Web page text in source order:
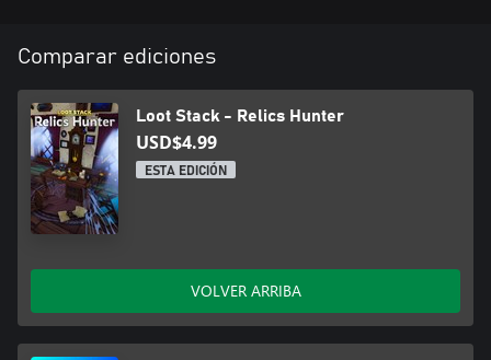
Comparar ediciones
Loot Stack - Relics Hunter
USD$4.99
ESTA EDICIÓN
VOLVER ARRIBA